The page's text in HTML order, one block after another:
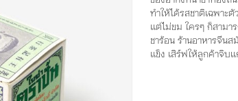
ทำให้ได้รสชาติเฉพาะ
แต่ไม่ขม ใครๆ ก็สามา
ชาร้อน ร้านอาหารจีนส
แข็ง เสิร์ฟให้ลูกค้าจิบแ